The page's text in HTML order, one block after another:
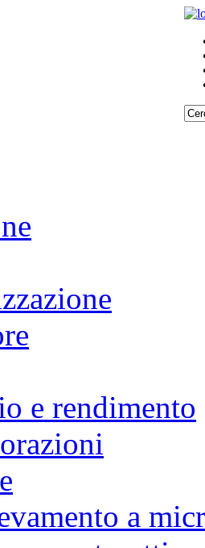
e rendimento
a